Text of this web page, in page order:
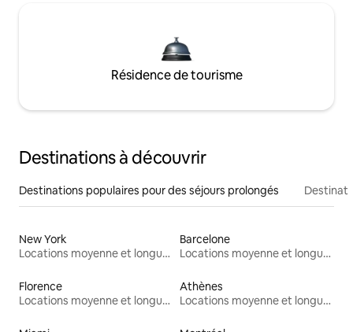
Résidence de tourisme
Destinations à découvrir
Destinations populaires pour des séjours prolongés
New York
Locations moyenne et longue durée
Barcelone
Locations moyenne et longue durée
Florence
Locations moyenne et longue durée
Athènes
Locations moyenne et longue durée